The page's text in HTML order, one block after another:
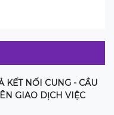
KẾT NỐI CUNG - CẦU
GIAO DỊCH VIỆC